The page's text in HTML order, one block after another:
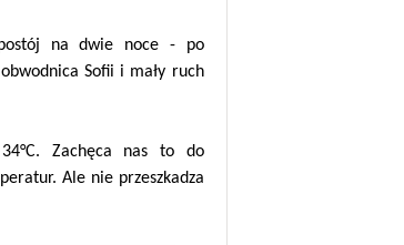
na dwie noce - po
Sofii i mały ruch
Zachęca nas to do
Ale nie przeszkadza